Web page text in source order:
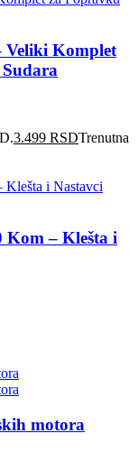
Veliki Komplet
3.499 RSDTrenutna
Kom – Klešta i
motora